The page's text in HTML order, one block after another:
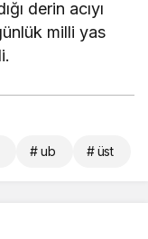
derin acıyı
milli yas
# ub # üst